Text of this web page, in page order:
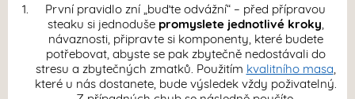
První pravidlo zní „buďte odvážní“ – před přípravou
steaku si jednoduše promyslete jednotlivé kroky,
návaznosti, připravte si komponenty, které budete
potřebovat, abyste se pak zbytečně nedostávali do
stresu a zbytečných zmatků. Použitím kvalitního masa,
které u nás dostanete, bude výsledek vždy poživatelný.